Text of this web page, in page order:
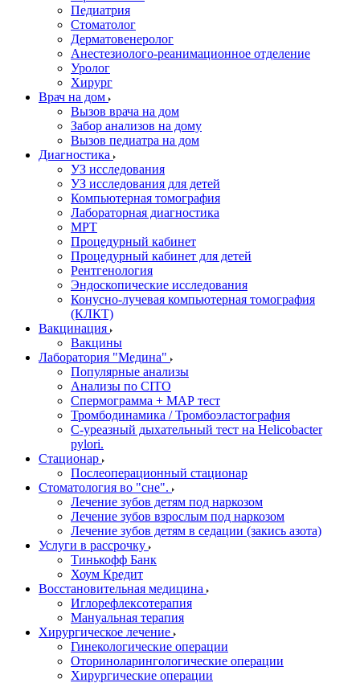
Педиатрия
Стоматолог
Дерматовенеролог
Анестезиолого-реанимационное отделение
Уролог
Хирург
Врач на дом
Вызов врача на дом
Забор анализов на дому
Вызов педиатра на дом
Диагностика
УЗ исследования
УЗ исследования для детей
Компьютерная томография
Лабораторная диагностика
МРТ
Процедурный кабинет
Процедурный кабинет для детей
Рентгенология
Эндоскопические исследования
Конусно-лучевая компьютерная томография
(КЛКТ)
Вакцинация
Вакцины
Лаборатория "Медина"
Популярные анализы
Анализы по CITO
Спермограмма + МАР тест
Тромбодинамика / Тромбоэластография
С-уреазный дыхательный тест на Helicobacter
pylori.
Стационар
Послеоперационный стационар
Стоматология во "сне".
Лечение зубов детям под наркозом
Лечение зубов взрослым под наркозом
Лечение зубов детям в седации (закись азота)
Услуги в рассрочку
Тинькофф Банк
Хоум Кредит
Восстановительная медицина
Иглорефлексотерапия
Мануальная терапия
Хирургическое лечение
Гинекологические операции
Оториноларингологические операции
Хирургические операции